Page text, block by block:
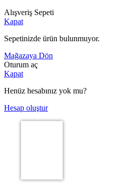
Alışveriş Sepeti
Kapat
Sepetinizde ürün bulunmuyor.
Mağazaya Dön
Oturum aç
Kapat
Henüz hesabınız yok mu?
Hesap oluştur